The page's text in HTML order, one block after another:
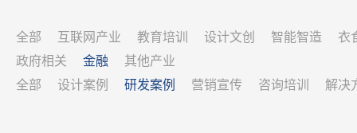
全部 互联网产业 教育培训 设计文创 智能智造
衣
政府相关
金融
其他产业
全部
设计案例 研发案例 营销宣传 咨询培训 解决